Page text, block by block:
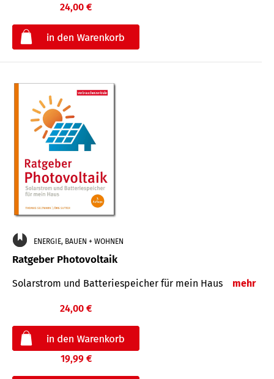
24,00 €
ENERGIE, BAUEN + WOHNEN
Ratgeber Photovoltaik
Solarstrom und Batteriespeicher für mein Haus mehr
24,00 €
19,99 €